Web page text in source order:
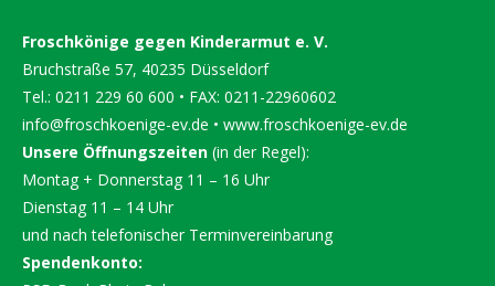
Froschkönige gegen Kinderarmut e. V.
Bruchstraße 57, 40235 Düsseldorf
Tel.: 0211 229 60 600 • FAX: 0211-22960602
info@froschkoenige-ev.de • www.froschkoenige-ev.de
Unsere Öffnungszeiten (in der Regel):
Montag + Donnerstag 11 – 16 Uhr
Dienstag 11 – 14 Uhr
und nach telefonischer Terminvereinbarung
Spendenkonto: